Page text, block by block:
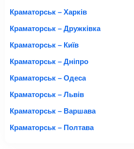
Краматорськ – Харків
Краматорськ – Дружківка
Краматорськ – Київ
Краматорськ – Дніпро
Краматорськ – Одеса
Краматорськ – Львів
Краматорськ – Варшава
Краматорськ – Полтава